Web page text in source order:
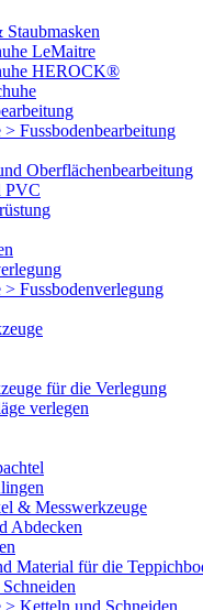
LeMaitre
HEROCK®
Fussbodenbearbeitung
Oberflächenbearbeitung
PVC
Fussbodenverlegung
für die Verlegung
verlegen
& Messwerkzeuge
Abdecken
Material für die
Ketteln und Schneiden